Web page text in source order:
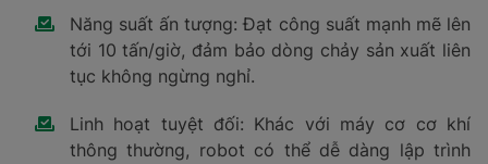
Năng suất ấn tượng: Đạt công suất mạnh mẽ lên
tới 10 tấn/giờ, đảm bảo dòng chảy sản xuất liên
tục không ngừng nghỉ.
Linh hoạt tuyệt đối: Khác với máy cơ cơ khí
thông thường, robot có thể dễ dàng lập trình